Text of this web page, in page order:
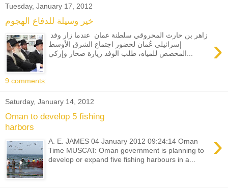
Tuesday, January 17, 2012
خير وسيلة للدفاع الهجوم
›
إسرائيلي عُمان لحضور اجتماع الشرق الأوسط
المخصص للمياه، طلب الوفد زيارة صحار وإزكي...
9 comments:
Saturday, January 14, 2012
Oman to develop 5 fishing
harbors
›
A. E. JAMES 04 January 2012 09:24:14 Oman
Time MUSCAT: Oman government is planning to
develop or expand five fishing harbours in a...